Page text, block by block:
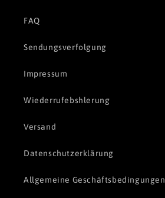
FAQ
Sendungsverfolgung
Impressum
Wiederrufebshlerung
Versand
Datenschutzerklärung
Allgemeine Geschäftsbedingungen